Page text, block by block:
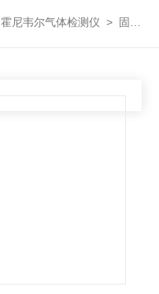
霍尼韦尔气体检测仪 > 固定式气体检测仪